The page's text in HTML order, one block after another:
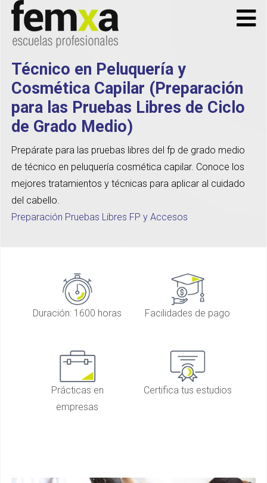
Técnico en Peluquería y
Cosmética Capilar (Preparación
para las Pruebas Libres de Ciclo
de Grado Medio)
Prepárate para las pruebas libres del fp de grado medio
de técnico en peluquería cosmética capilar. Conoce los
mejores tratamientos y técnicas para aplicar al cuidado
del cabello.
Preparación Pruebas Libres FP y Accesos
Duración: 1600 horas Facilidades de pago
Prácticas en
empresas
Certifica tus estudios